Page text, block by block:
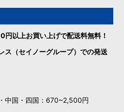
以上お買い上げで配送料無料！
ス（セイノーグループ）での発送
中国・四国：670~2,500円